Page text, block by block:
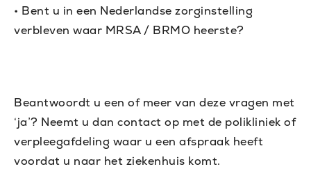
• Bent u in een Nederlandse zorginstelling
verbleven waar MRSA / BRMO heerste?
Beantwoordt u een of meer van deze vragen met
‘ja’? Neemt u dan contact op met de polikliniek of
verpleegafdeling waar u een afspraak heeft
voordat u naar het ziekenhuis komt.